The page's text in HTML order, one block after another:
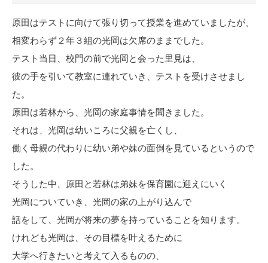
原田はテストに向けて張り切って授業を進めていましたが、
相変わらず２年３組の光岡は欠席のままでした。
テスト当日、校門の前で光岡と会った里見は、
彼の手を引いて教室に連れていき、テストを受けさせまし
た。
原田は若林から、光岡の家庭事情を聞きました。
それは、光岡は幼いころに父親を亡くし、
働く母親の代わりに幼い弟や妹の面倒を見ているというので
した。
そうした中、原田と若林は弟妹を保育園に迎えにいく
光岡についていき、光岡の家の上がり込んで
話をして、光岡が将来の夢を持っていることを知ります。
けれども光岡は、その目標を叶えるために
大学へ行きたいと考えて入るものの、